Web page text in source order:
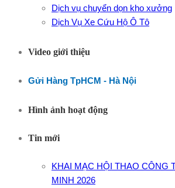
Dịch vụ chuyển dọn kho xưởng
Dịch Vụ Xe Cứu Hộ Ô Tô
Video giới thiệu
Gửi Hàng TpHCM - Hà Nội
Hình ảnh hoạt động
Tin mới
KHAI MẠC HỘI THAO CÔNG
MINH 2026